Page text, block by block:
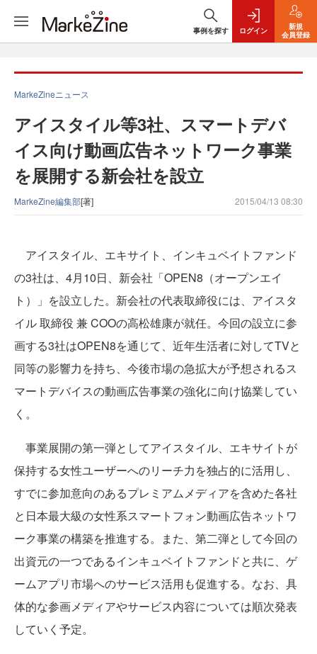
事例を探す ログイン
新規
会員登録
MarkeZineニュース
アイスタイル等3社、スマートデバ
イス向け動画広告ネットワーク事業
を展開する新会社を設立
MarkeZine編集部[著] 2015/04/13 08:30
アイスタイル、エキサイト、インキュベイトファンド
の3社は、4月10日、新会社「OPEN8（オープンエイ
ト）」を設立した。新会社の代表取締役には、アイスタ
イル 取締役 兼 COOの高松雄康が就任。今回の設立に参
画する3社はOPEN8を通じて、近年生活者に対してTVと
同等の影響力を持ち、今後市場の急拡大が予想されるス
マートデバイスの動画広告事業の強化に向け協業してい
く。
事業展開の第一弾としてアイスタイル、エキサイトが
保持する女性ユーザーへのリーチ力を独占的に活用し、
すでに参加意向のあるプレミアムメディアを含めた各社
と日本最大級の女性系スマートフォン動画広告ネットワ
ーク事業の構築を推進する。また、第二弾として今回の
出資元の一つであるインキュベイトファンドと共に、ゲ
ームアプリ市場へのサービス活用も促進する。なお、具
体的な参画メディアやサービス内容については順次発表
していく予定。